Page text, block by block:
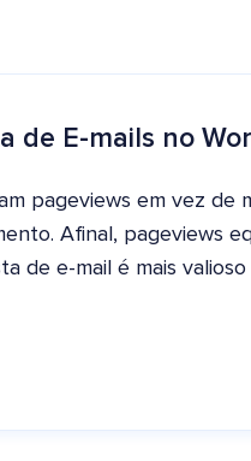
de E-mails no
pageviews em vez de
Afinal, pageviews
de e-mail é mais